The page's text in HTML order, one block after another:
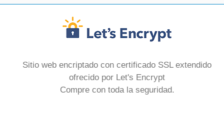
Sitio web encriptado con certificado SSL extendido
ofrecido por Let's Encrypt
Compre con toda la seguridad.